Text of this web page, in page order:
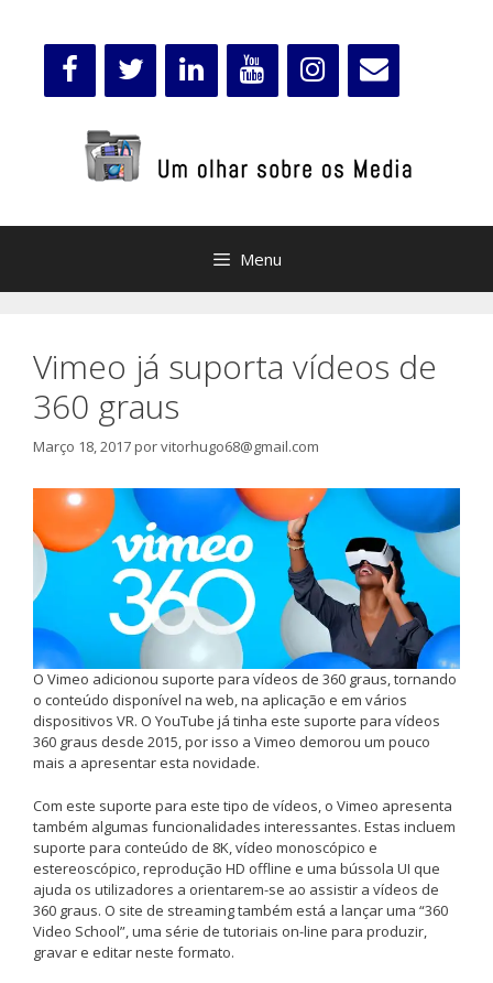
Menu
Vimeo já suporta vídeos de
360 graus
Março 18, 2017porvitorhugo68@gmail.com
O Vimeo adicionou suporte para vídeos de 360 graus, tornando
o conteúdo disponível na web, na aplicação e em vários
dispositivos VR. O YouTube já tinha este suporte para vídeos
360 graus desde 2015, por isso a Vimeo demorou um pouco
mais a apresentar esta novidade.
Com este suporte para este tipo de vídeos, o Vimeo apresenta
também algumas funcionalidades interessantes. Estas incluem
suporte para conteúdo de 8K, vídeo monoscópico e
estereoscópico, reprodução HD offline e uma bússola UI que
ajuda os utilizadores a orientarem-se ao assistir a vídeos de
360 graus. O site de streaming também está a lançar uma “360
Video School”, uma série de tutoriais on-line para produzir,
gravar e editar neste formato.